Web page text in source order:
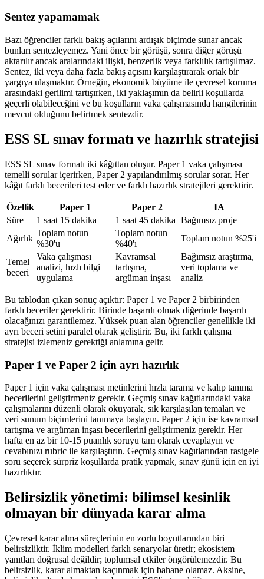
Sentez yapamamak
Bazı öğrenciler farklı bakış açılarını ardışık biçimde sunar ancak
bunları sentezleyemez. Yani önce bir görüşü, sonra diğer görüşü
aktarılır ancak aralarındaki ilişki, benzerlik veya farklılık tartışılmaz.
Sentez, iki veya daha fazla bakış açısını karşılaştırarak ortak bir
yargıya ulaşmaktır. Örneğin, ekonomik büyüme ile çevresel koruma
arasındaki gerilimi tartışırken, iki yaklaşımın da belirli koşullarda
geçerli olabileceğini ve bu koşulların vaka çalışmasında hangilerinin
mevcut olduğunu belirtmek sentezdir.
ESS SL sınav formatı ve hazırlık stratejisi
ESS SL sınav formatı iki kâğıttan oluşur. Paper 1 vaka çalışması
temelli sorular içerirken, Paper 2 yapılandırılmış sorular sorar. Her
kâğıt farklı becerileri test eder ve farklı hazırlık stratejileri gerektirir.
Özellik Paper 1 Paper 2
IA
Süre
1 saat 15 dakika 1 saat 45 dakika Bağımsız proje
Ağırlık
Toplam notun
%30'u
Toplam notun
%40'ı
Toplam notun %25'i
Temel
beceri
Vaka çalışması
analizi, hızlı bilgi
uygulama
Kavramsal
tartışma,
argüman inşası
Bağımsız araştırma,
veri toplama ve
analiz
Bu tablodan çıkan sonuç açıktır: Paper 1 ve Paper 2 birbirinden
farklı beceriler gerektirir. Birinde başarılı olmak diğerinde başarılı
olacağınızı garantilemez. Yüksek puan alan öğrenciler genellikle iki
ayrı beceri setini paralel olarak geliştirir. Bu, iki farklı çalışma
stratejisi izlemeniz gerektiği anlamına gelir.
Paper 1 ve Paper 2 için ayrı hazırlık
Paper 1 için vaka çalışması metinlerini hızla tarama ve kalıp tanıma
becerilerini geliştirmeniz gerekir. Geçmiş sınav kağıtlarındaki vaka
çalışmalarını düzenli olarak okuyarak, sık karşılaşılan temaları ve
veri sunum biçimlerini tanımaya başlayın. Paper 2 için ise kavramsal
tartışma ve argüman inşası becerilerini geliştirmeniz gerekir. Her
hafta en az bir 10-15 puanlık soruyu tam olarak cevaplayın ve
cevabınızı rubric ile karşılaştırın. Geçmiş sınav kağıtlarından rastgele
soru seçerek sürpriz koşullarda pratik yapmak, sınav günü için en iyi
hazırlıktır.
Belirsizlik yönetimi: bilimsel kesinlik
olmayan bir dünyada karar alma
Çevresel karar alma süreçlerinin en zorlu boyutlarından biri
belirsizliktir. İklim modelleri farklı senaryolar üretir; ekosistem
yanıtları doğrusal değildir; toplumsal etkiler öngörülemezdir. Bu
belirsizlik, karar almaktan kaçınmak için bahane olamaz. Aksine,